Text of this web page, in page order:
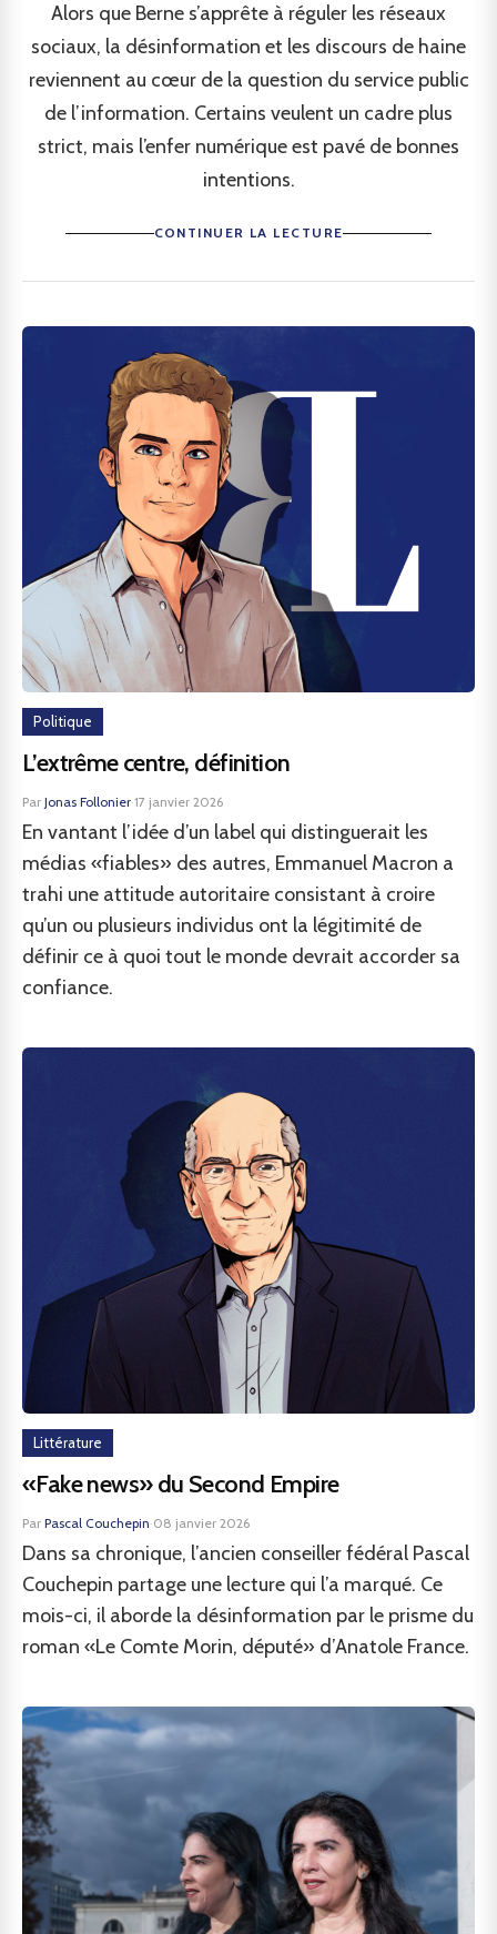
Alors que Berne s’apprête à réguler les réseaux
sociaux, la désinformation et les discours de haine
reviennent au cœur de la question du service public
de l’information. Certains veulent un cadre plus
strict, mais l’enfer numérique est pavé de bonnes
intentions.
CONTINUER LA LECTURE
Politique
L’extrême centre, définition
Par Jonas Follonier·17 janvier 2026
En vantant l’idée d’un label qui distinguerait les
médias «fiables» des autres, Emmanuel Macron a
trahi une attitude autoritaire consistant à croire
qu’un ou plusieurs individus ont la légitimité de
définir ce à quoi tout le monde devrait accorder sa
confiance.
Littérature
«Fake news» du Second Empire
Par Pascal Couchepin·08 janvier 2026
Dans sa chronique, l’ancien conseiller fédéral Pascal
Couchepin partage une lecture qui l’a marqué. Ce
mois-ci, il aborde la désinformation par le prisme du
roman «Le Comte Morin, député» d’Anatole France.